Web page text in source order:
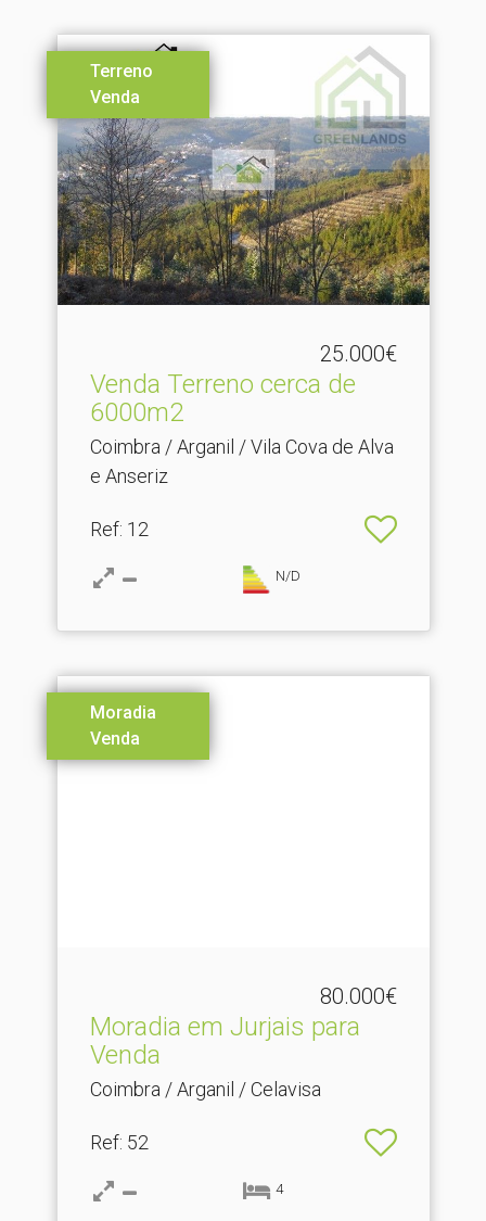
Terreno
Venda
25.000€
Venda Terreno cerca de
6000m2
Coimbra / Arganil / Vila Cova de Alva
e Anseriz
Ref: 12
N/D
Moradia
Venda
80.000€
Moradia em Jurjais para
Venda
Coimbra / Arganil / Celavisa
Ref: 52
4